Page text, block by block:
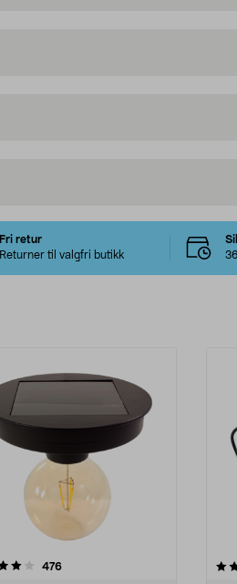
Fri retur
Returner til valgfri butikk
476anmeldelser
4.5 av 5 stjerner